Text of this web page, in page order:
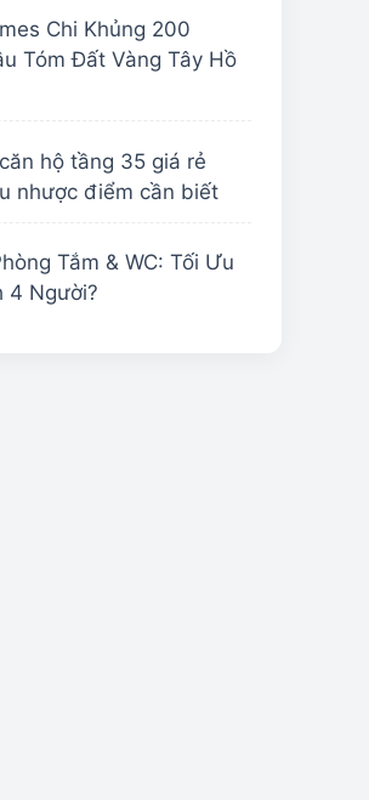
Chi Khủng 200
Tóm Đất Vàng Tây Hồ
hộ tầng 35 giá rẻ
nhược điểm cần biết
Tắm & WC: Tối Ưu
4 Người?